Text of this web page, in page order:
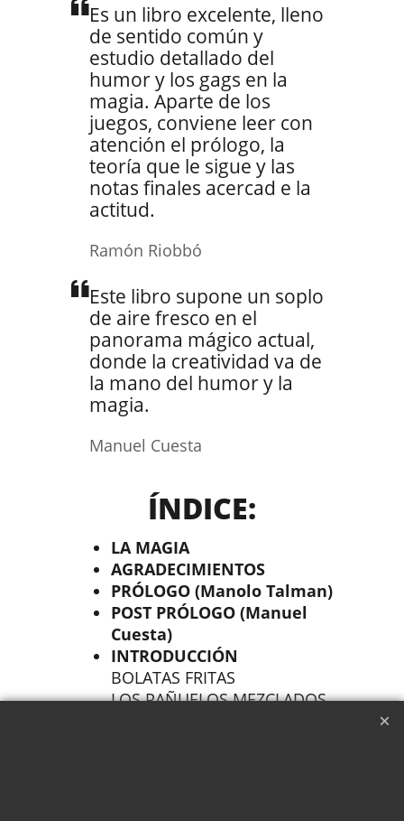
Es un libro excelente, lleno
de sentido común y
estudio detallado del
humor y los gags en la
magia. Aparte de los
juegos, conviene leer con
atención el prólogo, la
teoría que le sigue y las
notas finales acercad e la
actitud.
Ramón Riobbó
Este libro supone un soplo
de aire fresco en el
panorama mágico actual,
donde la creatividad va de
la mano del humor y la
magia.
Manuel Cuesta
ÍNDICE:
LA MAGIA
AGRADECIMIENTOS
PRÓLOGO (Manolo Talman)
POST PRÓLOGO (Manuel
Cuesta)
INTRODUCCIÓN
BOLATAS FRITAS
LOS PAÑUELOS MEZCLADOS